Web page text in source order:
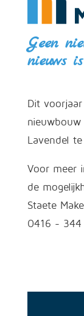
Geen
nieuws
Dit
Lavendel te
Voor meer
de
Staete
0416 - 344